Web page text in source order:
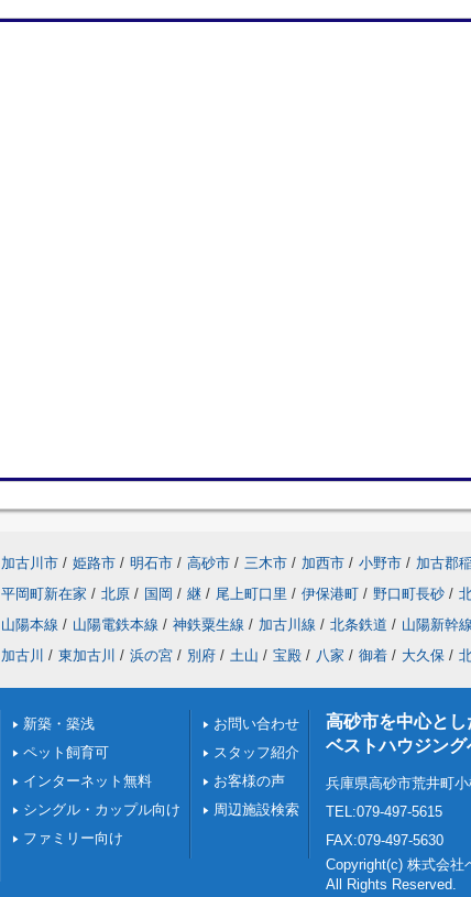
加古川市 / 姫路市 / 明石市 / 高砂市 / 三木市 / 加西市 / 小野市 / 加古郡
平岡町新在家 / 北原 / 国岡 / 継 / 尾上町口里 / 伊保港町 / 野口町長砂 /
山陽本線 / 山陽電鉄本線 / 神鉄粟生線 / 加古川線 / 北条鉄道 / 山陽新幹線
加古川 / 東加古川 / 浜の宮 / 別府 / 土山 / 宝殿 / 八家 / 御着 / 大久保 /
新築・築浅
ペット飼育可
インターネット無料
シングル・カップル向け
ファミリー向け
お問い合わせ
スタッフ紹介
お客様の声
周辺施設検索
高砂市を中心と
ベストハウジング
兵庫県高砂市荒井町
TEL:079-497-5615
FAX:079-497-5630
Copyright(c) 株式会社
All Rights Reserved.